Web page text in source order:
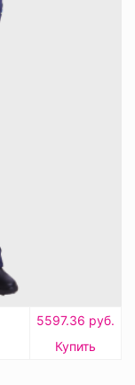
5597.36 руб.
Купить